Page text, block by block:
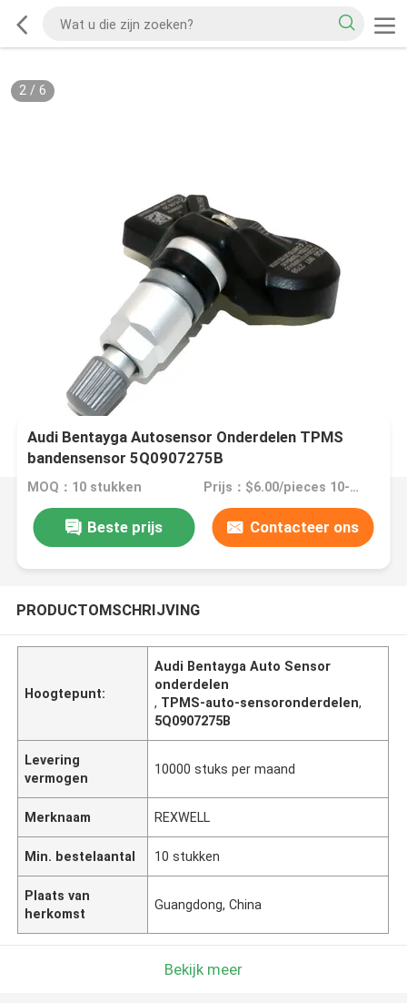
2/ 6
Audi Bentayga Autosensor Onderdelen TPMS
bandensensor 5Q0907275B
MOQ：10 stukken Prijs：$6.00/pieces 10-19 pieces
Beste prijs Contacteer ons
PRODUCTOMSCHRIJVING
Hoogtepunt:
Audi Bentayga Auto Sensor
onderdelen
, TPMS-auto-sensoronderdelen,
5Q0907275B
Levering
vermogen
10000 stuks per maand
Merknaam REXWELL
Min. bestelaantal 10 stukken
Plaats van
herkomst
Guangdong, China
Bekijk meer